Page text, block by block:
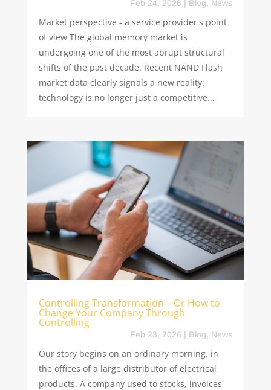
Feb 24, 2026 | Blog, News
Market perspective - a service provider's point
of view The global memory market is
undergoing one of the most abrupt structural
shifts of the past decade. Recent NAND Flash
market data clearly signals a new reality:
technology is no longer just a competitive...
Controlling Transformation – Or How to
Change Your Company Through
Controlling
Feb 23, 2026 | Blog, News
Our story begins on an ordinary morning, in
the offices of a large distributor of electrical
products. A company used to stocks, invoices